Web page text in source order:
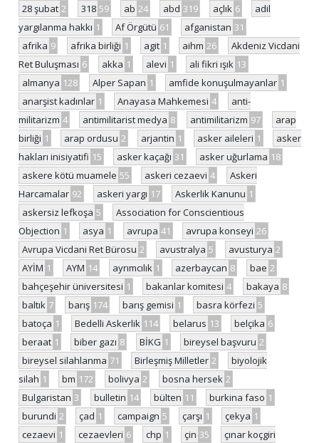
28 şubat 2 318 59 ab 24 abd 319 açlık 6
adil
yargılanma hakkı 1 Af Örgütü 61 afganistan 31
afrika 9 afrika birliği 1 agit 1 aihm 26
Akdeniz Vicdani
Ret Buluşması 6 akka 1 alevi 1 ali fikri ışık 13
almanya 128 Alper Sapan 1 amfide konuşulmayanlar 1
anarşist kadınlar 1 Anayasa Mahkemesi 4
anti-
militarizm 4 antimilitarist medya 8 antimilitarizm 97
arap
birliği 1 arap ordusu 2 arjantin 1 asker aileleri 1
asker
hakları inisiyatifi 15 asker kaçağı 31 asker uğurlama 18
askere kötü muamele 55 askeri cezaevi 4
Askeri
Harcamalar 92 askeri yargı 17 Askerlik Kanunu 1
askersiz lefkoşa 5
Association for Conscientious
Objection 1 asya 1 avrupa 41 avrupa konseyi 26
Avrupa Vicdani Ret Bürosu 2 avustralya 5 avusturya 2
AYİM 1 AYM 14 ayrımcılık 1 azerbaycan 8 bae 2
bahçeşehir üniversitesi 1 bakanlar komitesi 4 bakaya 8
baltık 7 barış 174 barış gemisi 1 basra körfezi 5
batoça 1 Bedelli Askerlik 114 belarus 13 belçika 6
beraat 1 biber gazı 8 BİKG 1 bireysel başvuru 2
bireysel silahlanma 71 Birleşmiş Milletler 2
biyolojik
silah 1 bm 172 bolivya 2 bosna hersek 2
Bulgaristan 3 bulletin 14 bülten 11 burkina faso 1
burundi 2 çad 1 campaign 5 çarşı 1 çekya 1
cezaevi 1 cezaevleri 6 chp 1 çin 35
çınar koçgiri